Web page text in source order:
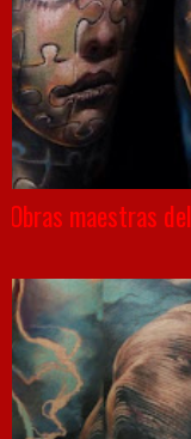
Obras maestras